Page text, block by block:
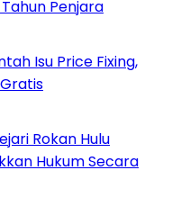
Penjara
Isu Price Fixing,
Rokan Hulu
Hukum Secara